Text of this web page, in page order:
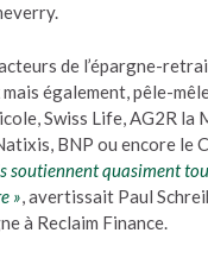
de l’épargne-
également, pêle-
Swiss Life, AG2R la
BNP ou encore le
soutiennent quasiment
» , avertissait Paul
à Reclaim Finance.